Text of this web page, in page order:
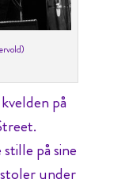
på
på sine
under